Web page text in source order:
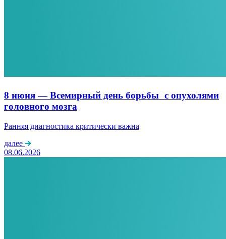
8 июня — Всемирный день борьбы с опухолями
головного мозга
Ранняя диагностика критически важна
далее
08.06.2026